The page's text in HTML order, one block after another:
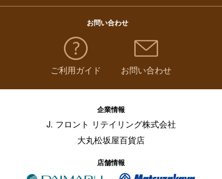
お問い合わせ
ご利用ガイド お問い合わせ
企業情報
J. フロント リテイリング株式会社
大丸松坂屋百貨店
店舗情報